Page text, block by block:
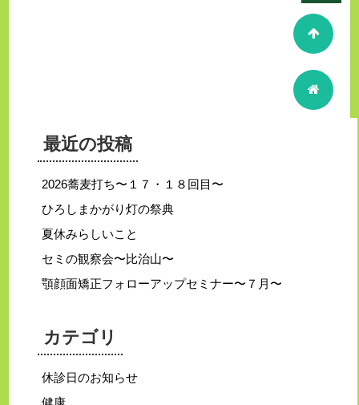
最近の投稿
2026蕎麦打ち〜１７・１８回目〜
ひろしまかがり灯の祭典
夏休みらしいこと
セミの観察会〜比治山〜
顎顔面矯正フォローアップセミナー〜７月〜
カテゴリ
休診日のお知らせ